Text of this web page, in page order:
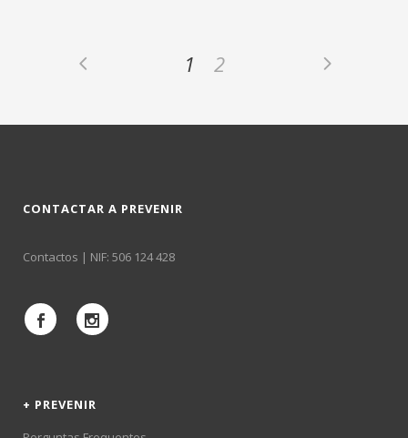
1 2
CONTACTAR A PREVENIR
Contactos | NIF: 506 124 428
+ PREVENIR